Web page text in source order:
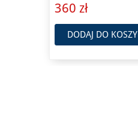
360 zł
DODAJ DO